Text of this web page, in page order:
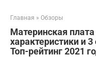
Главная » Обзоры
Материнская
характеристики и
Топ-рейтинг 2021